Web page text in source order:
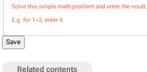
Solve this simple math problem and enter the result.
E.g. for 1+3, enter 4.